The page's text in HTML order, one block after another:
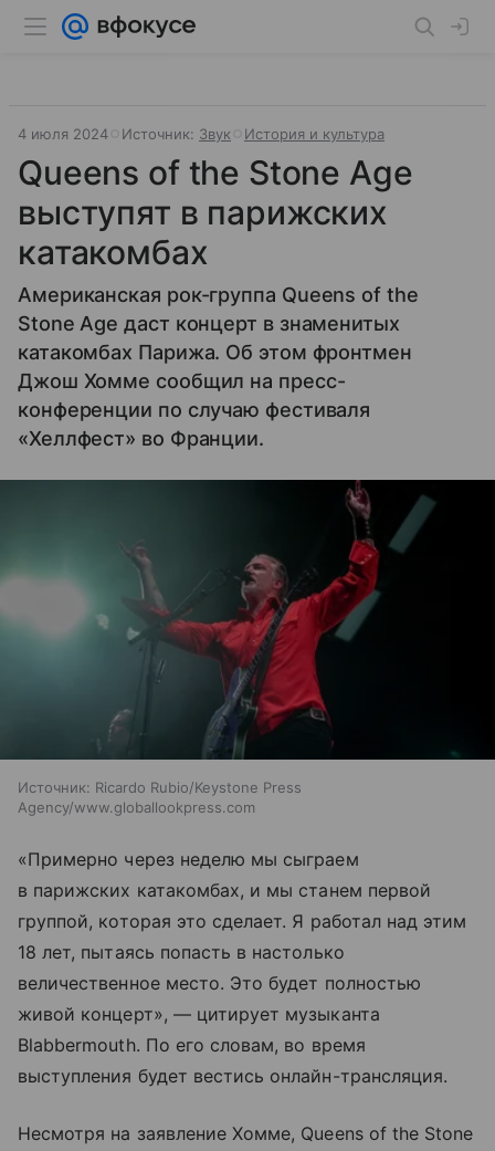
4 июля 2024 Источник: Звук История и культура
Queens of the Stone Age
выступят в парижских
катакомбах
Американская рок-группа Queens of the
Stone Age даст концерт в знаменитых
катакомбах Парижа. Об этом фронтмен
Джош Хомме сообщил на пресс-
конференции по случаю фестиваля
«Хеллфест» во Франции.
Источник: Ricardo Rubio/Keystone Press
Agency/www.globallookpress.com
«Примерно через неделю мы сыграем
в парижских катакомбах, и мы станем первой
группой, которая это сделает. Я работал над этим
18 лет, пытаясь попасть в настолько
величественное место. Это будет полностью
живой концерт», — цитирует музыканта
Blabbermouth. По его словам, во время
выступления будет вестись онлайн-трансляция.
Несмотря на заявление Хомме, Queens of the Stone